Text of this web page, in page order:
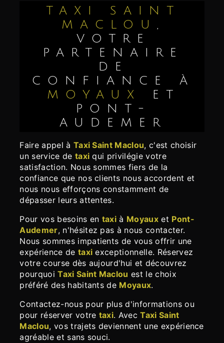
TAXI SAINT
MACLOU ,
VOTRE
PARTENAIRE
DE
CONFIANCE À
MOYAUX
ET
PONT-
AUDEMER
Faire appel à Taxi Saint Maclou, c'est choisir
un service de taxi qui privilégie votre
satisfaction. Nous sommes fiers de la
confiance que nos clients nous accordent et
nous nous efforçons constamment de
dépasser leurs attentes.
Pour vos besoins en taxi à Moyauxet Pont-
Audemer, n'hésitez pas à nous contacter.
Nous sommes impatients de vous offrir une
expérience de taxi exceptionnelle. Réservez
votre course dès aujourd'hui et découvrez
pourquoiTaxi Saint Maclou est le choix
préféré des habitants de Moyaux.
Contactez-nous pour plus d'informations ou
pour réserver votre taxi. AvecTaxi Saint
Maclou, vos trajets deviennent une expérience
agréable et sans souci.